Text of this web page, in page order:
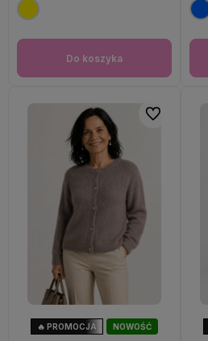
Do koszyka
NOWOŚĆ
🔥 PROMOCJA
Do ulubionych